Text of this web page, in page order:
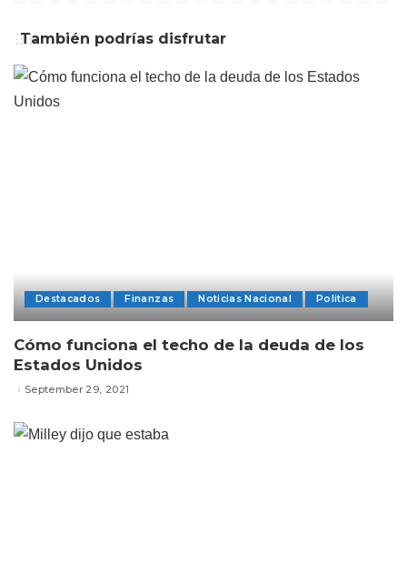
También podrías disfrutar
Destacados Finanzas Noticias Nacional Politica
Cómo funciona el techo de la deuda de los
Estados Unidos
September 29, 2021